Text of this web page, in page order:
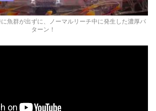
魚群が出ずに、ノーマルリーチ中に発生した濃厚パ
ターン！